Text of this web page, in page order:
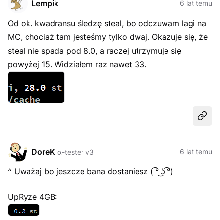
Lempik 6 lat temu
Od ok. kwadransu śledzę steal, bo odczuwam lagi na
MC, chociaż tam jesteśmy tylko dwaj. Okazuje się, że
steal nie spada pod 8.0, a raczej utrzymuje się
powyżej 15. Widziałem raz nawet 33.
DoreK α-tester v3 6 lat temu
^ Uważaj bo jeszcze bana dostaniesz ( ͡° ͜ʖ ͡°)
UpRyze 4GB: